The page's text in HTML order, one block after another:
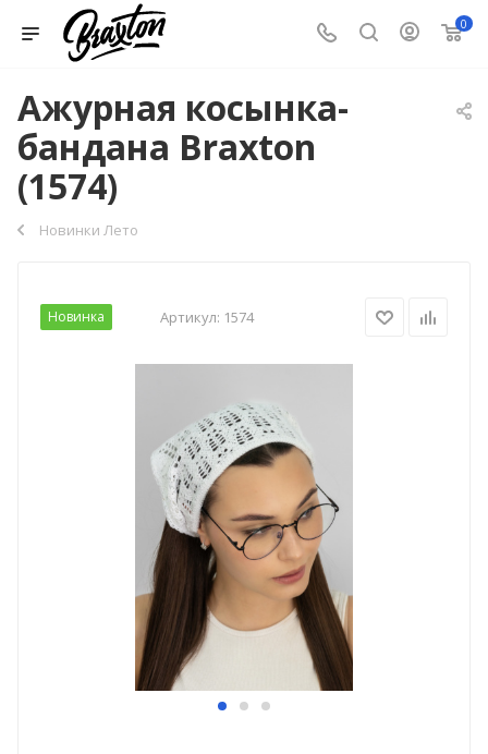
0
Ажурная косынка-
бандана Braxton
(1574)
Новинки Лето
Новинка Артикул: 1574